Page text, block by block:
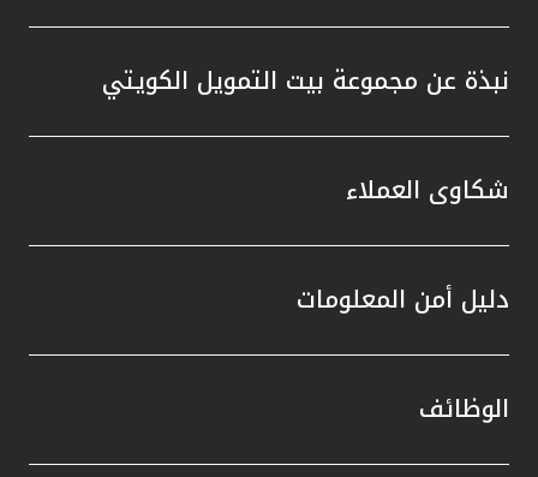
نبذة عن مجموعة بيت التمويل الكويتي
شكاوى العملاء
دليل أمن المعلومات
الوظائف